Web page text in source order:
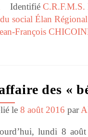
Identifié
social Élan
François
des «
le 8 août 2016 par
lundi 8